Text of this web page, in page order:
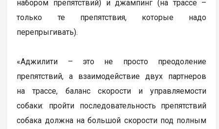
набором препятствий) и джампинг (на трассе –
только те препятствия, которые надо
перепрыгивать).
«Аджилити – это не просто преодоление
препятствий, а взаимодействие двух партнеров
на трассе, баланс скорости и управляемости
собаки: пройти последовательность препятствий
собака должна на большой скорости под полным